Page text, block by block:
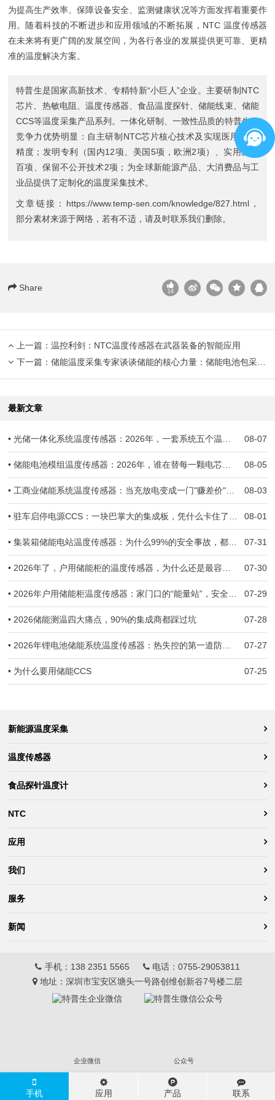
为提高生产效率、保障设备安全、监测健康状况等方面发挥着重要作
用。随着科技的不断进步和应用领域的不断拓展，NTC 温度传感器
在未来将有更广阔的发展空间，为各行各业的发展提供更可靠、更精
准的温度解决方案。
特普生是国家高新技术、专精特新“小巨人”企业。主要研制 NTC
芯片
热敏电阻 、温度传感器 、食品温度探针 、储能线束、 储能
CCS等温度采集产品系列。一体化研制、一致性品质的特普生，
竞争力优势明显：自主研制NTC芯片核心技术及实现医用0.3%
精度；发明专利（国内12项、美国5项，欧洲2项）、实用新型
百项、保留不公开技术2项；为全球新能源产品、大消费品与工
业品提供了定制化的温度采集技术。
文章链接： https://www.temp-sen.com/knowledge/827.html，
部分素材来源于网络，若有不适，请及时联系我们删除。
Share 14
上一篇： 温控利剑：NTC温度传感器在武器装备的智能应用
下一篇： 储能温度采集专家谈谈储能的核心力量：储能电池包采集组件CCS
最新文章
08-07
• 光储一体化系统温度传感器：2026年，一套系统五个温度世界，谁来当全场的"哨兵"？
08-05
• 储能电池模组温度传感器：2026年，谁在替每一颗电芯守住生死线？
08-03
• 工商业储能系统温度传感器：当充放电变成一门"赚差价"的生意，温度一旦失准，亏的就是真金白银
08-01
• 驻车启停电源CCS：一块巴掌大的集成板，凭什么卡住了几十万辆车子的交付？
07-31
• 集装箱储能电站温度传感器：为什么99%的安全事故，都跟温度监测失准有关
07-30
• 2026年了，户用储能柜的温度传感器，为什么还是最容易被忽视的那一环？
07-29
• 2026年户用储能柜温度传感器：家门口的“能量站”，安全防线守住了吗？
07-28
• 2026储能测温四大痛点，90%的集成商都踩过坑
07-27
• 2026年锂电池储能系统温度传感器：热失控的第一道防线，到底守住了没有？
07-25
• 为什么要用储能CCS
新能源温度采集
温度传感器
食品探针温度计
NTC
应用
我们
服务
新闻
手机： 138 2351 5565 电话： 0755-29053811
地址：深圳市宝安区塘头一号路创维创新谷7号楼二层
企业微信 公众号
手机 应用 产品 联系